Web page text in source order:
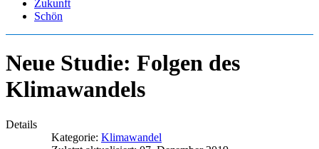
Zukunft
Schön
Neue Studie: Folgen des
Klimawandels
Details
Kategorie: Klimawandel